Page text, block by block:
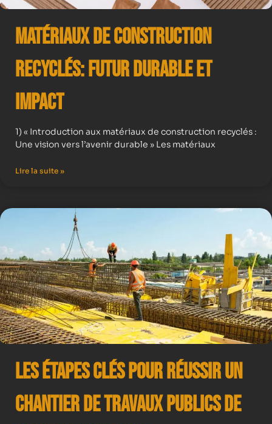
Matériaux de Construction
Recyclés: Futur Durable et
Impact
1) « Introduction aux matériaux de construction recyclés :
Une vision vers l’avenir durable » Les matériaux
Lire la suite »
Les Étapes Clés pour Réussir un
Chantier de Travaux Publics de